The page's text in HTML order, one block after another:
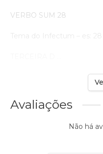
VERBO SUM 28
Tema do Infectum – es: 28
Avaliações
Não há